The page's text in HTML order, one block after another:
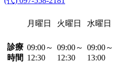
月曜日 火曜日 水曜日
診療
時間
09:00～
12:30
09:00～
12:30
09:00～
13:00